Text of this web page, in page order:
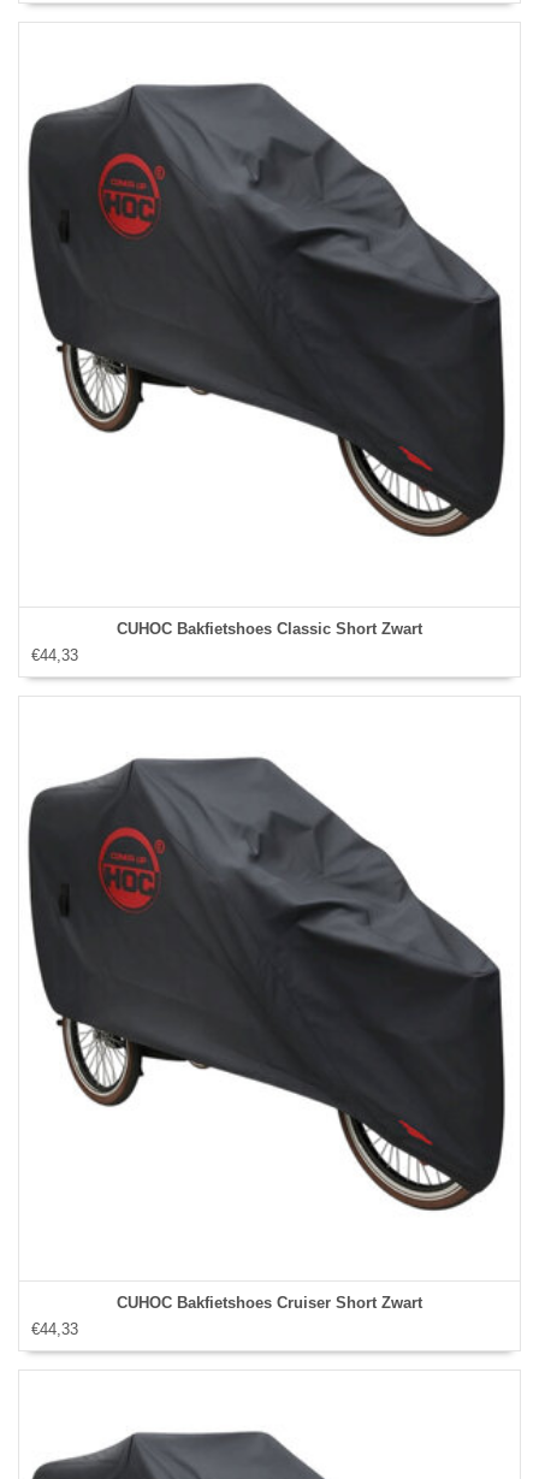
CUHOC Bakfietshoes Classic Short Zwart
€44,33
CUHOC Bakfietshoes Cruiser Short Zwart
€44,33